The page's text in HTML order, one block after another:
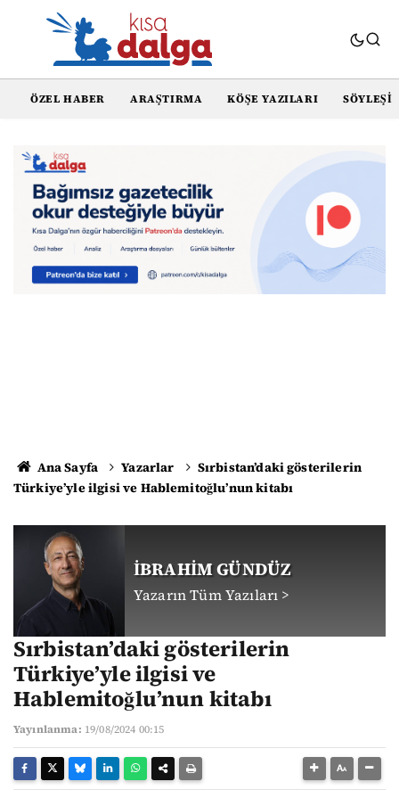
ÖZEL HABER ARAŞTIRMA KÖŞE YAZILARI SÖYLEŞI
Ana Sayfa Yazarlar
Sırbistan’daki gösterilerin
Türkiye’yle ilgisi ve Hablemitoğlu’nun kitabı
İBRAHİM GÜNDÜZ
Yazarın Tüm Yazıları >
Sırbistan’daki gösterilerin
Türkiye’yle ilgisi ve
Hablemitoğlu’nun kitabı
Yayınlanma: 19/08/2024 00:15